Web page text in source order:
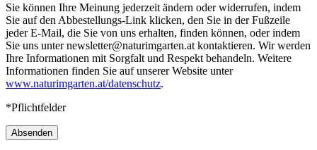
Sie können Ihre Meinung jederzeit ändern oder widerrufen, indem
Sie auf den Abbestellungs-Link klicken, den Sie in der Fußzeile
jeder E-Mail, die Sie von uns erhalten, finden können, oder indem
Sie uns unter newsletter@naturimgarten.at kontaktieren. Wir werden
Ihre Informationen mit Sorgfalt und Respekt behandeln. Weitere
Informationen finden Sie auf unserer Website unter
www.naturimgarten.at/datenschutz.
*Pflichtfelder
Absenden